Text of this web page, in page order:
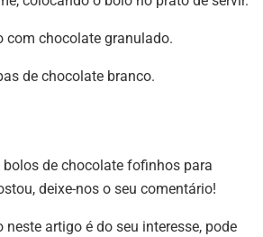
com chocolate granulado.
de chocolate branco.
bolos de chocolate fofinhos para
deixe-nos o seu comentário!
neste artigo é do seu interesse, pode